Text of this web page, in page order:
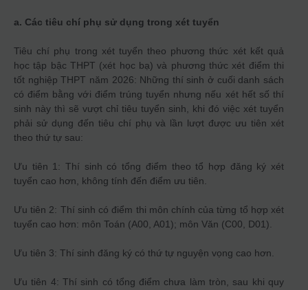
a. Các tiêu chí phụ sử dụng trong xét tuyển
Tiêu chí phụ trong xét tuyển theo phương thức xét kết quả
học tập bậc THPT (xét học bạ) và phương thức xét điểm thi
tốt nghiệp THPT năm 2026: Những thí sinh ở cuối danh sách
có điểm bằng với điểm trúng tuyển nhưng nếu xét hết số thí
sinh này thì sẽ vượt chỉ tiêu tuyển sinh, khi đó việc xét tuyển
phải sử dụng đến tiêu chí phụ và lần lượt được ưu tiên xét
theo thứ tự sau:
Ưu tiên 1: Thí sinh có tổng điểm theo tổ hợp đăng ký xét
tuyển cao hơn, không tính đến điểm ưu tiên.
Ưu tiên 2: Thí sinh có điểm thi môn chính của từng tổ hợp xét
tuyển cao hơn: môn Toán (A00, A01); môn Văn (C00, D01).
Ưu tiên 3: Thí sinh đăng ký có thứ tự nguyện vọng cao hơn.
Ưu tiên 4: Thí sinh có tổng điểm chưa làm tròn, sau khi quy